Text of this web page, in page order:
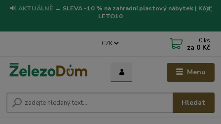
🔊 AKTUÁLNĚ → SLEVA -10 % na zahradní plastový nábytek | Kód:
LETO10
Menu
CZK
Hledat
0 ks
za 0 Kč